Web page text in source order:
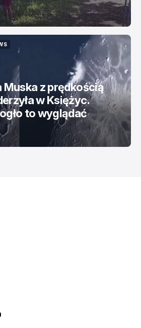
Muska z prędkością
w Księżyc.
to wyglądać